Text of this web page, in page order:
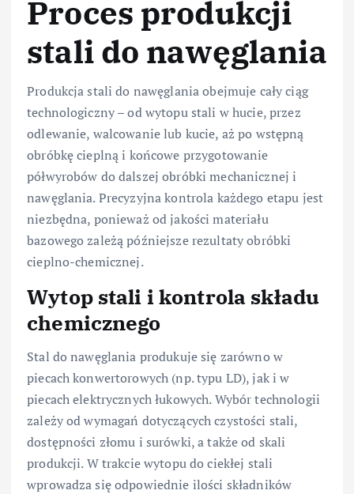
Proces produkcji
stali do nawęglania
Produkcja stali do nawęglania obejmuje cały ciąg
technologiczny – od wytopu stali w hucie, przez
odlewanie, walcowanie lub kucie, aż po wstępną
obróbkę cieplną i końcowe przygotowanie
półwyrobów do dalszej obróbki mechanicznej i
nawęglania. Precyzyjna kontrola każdego etapu jest
niezbędna, ponieważ od jakości materiału
bazowego zależą późniejsze rezultaty obróbki
cieplno-chemicznej.
Wytop stali i kontrola składu
chemicznego
Stal do nawęglania produkuje się zarówno w
piecach konwertorowych (np. typu LD), jak i w
piecach elektrycznych łukowych. Wybór technologii
zależy od wymagań dotyczących czystości stali,
dostępności złomu i surówki, a także od skali
produkcji. W trakcie wytopu do ciekłej stali
wprowadza się odpowiednie ilości składników